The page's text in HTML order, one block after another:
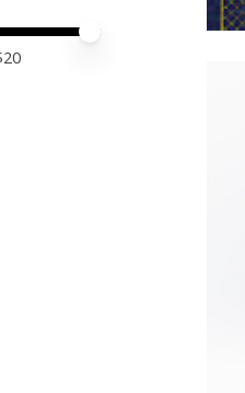
value
value
20